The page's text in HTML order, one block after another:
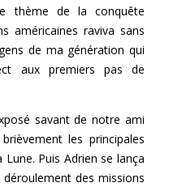
thème de la conquête
américaines raviva sans
de ma génération qui
aux premiers pas de
savant de notre ami
les principales
Puis Adrien se lança
des missions